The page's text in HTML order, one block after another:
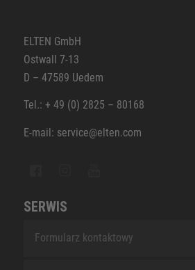
ELTEN GmbH
Ostwall 7-13
D – 47589 Uedem
Tel.: + 49 (0) 2825 – 80168
E-mail: service@elten.com
SERWIS
Formularz kontaktowy